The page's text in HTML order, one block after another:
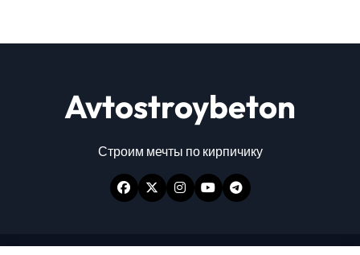
Avtostroybeton
Строим мечты по кирпичику